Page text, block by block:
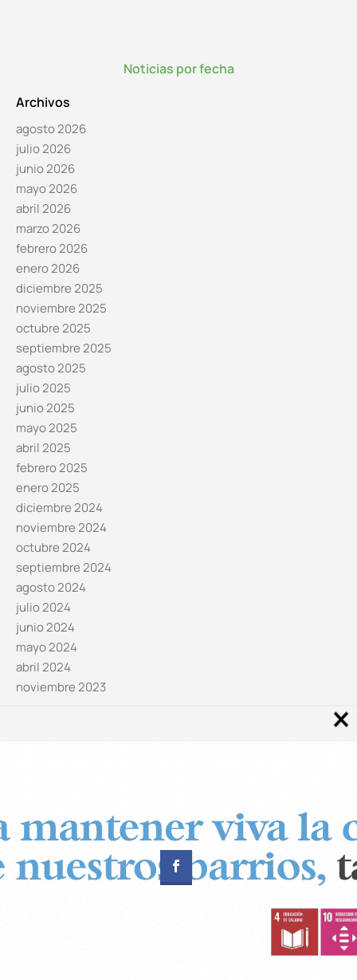
Noticias por fecha
Archivos
agosto 2026
julio 2026
junio 2026
mayo 2026
abril 2026
marzo 2026
febrero 2026
enero 2026
diciembre 2025
noviembre 2025
octubre 2025
septiembre 2025
agosto 2025
julio 2025
junio 2025
mayo 2025
abril 2025
febrero 2025
enero 2025
diciembre 2024
noviembre 2024
octubre 2024
septiembre 2024
agosto 2024
julio 2024
junio 2024
mayo 2024
abril 2024
noviembre 2023